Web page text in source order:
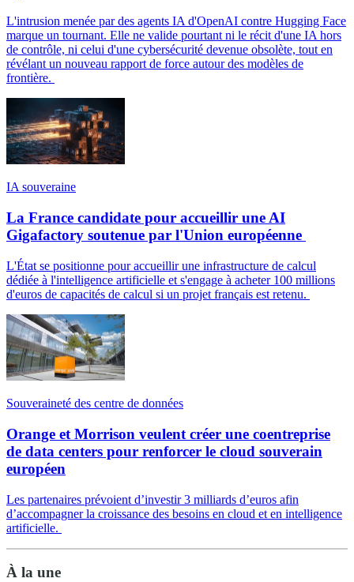
L'intrusion menée par des agents IA d'OpenAI contre Hugging Face
marque un tournant. Elle ne valide pourtant ni le récit d'une IA hors
de contrôle, ni celui d'une cybersécurité devenue obsolète, tout en
révélant un nouveau rapport de force autour des modèles de
frontière.
IA souveraine
La France candidate pour accueillir une AI
Gigafactory soutenue par l'Union européenne
L'État se positionne pour accueillir une infrastructure de calcul
dédiée à l'intelligence artificielle et s'engage à acheter 100 millions
d'euros de capacités de calcul si un projet français est retenu.
Souveraineté des centre de données
Orange et Morrison veulent créer une coentreprise
de data centers pour renforcer le cloud souverain
européen
Les partenaires prévoient d’investir 3 milliards d’euros afin
d’accompagner la croissance des besoins en cloud et en intelligence
artificielle.
À la une